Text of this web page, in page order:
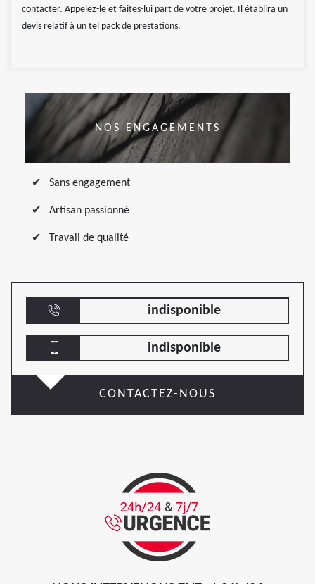
contacter. Appelez-le et faites-lui part de votre projet. Il établira un
devis relatif à un tel pack de prestations.
NOS ENGAGEMENTS
Sans engagement
Artisan passionné
Travail de qualité
indisponible
indisponible
CONTACTEZ-NOUS